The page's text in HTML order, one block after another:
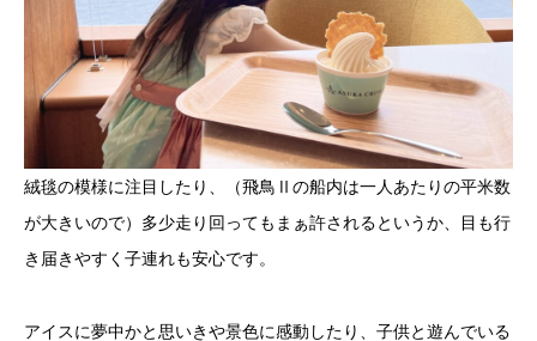
絨毯の模様に注目したり、（飛鳥Ⅱの船内は一人あたりの平米数
が大きいので）多少走り回ってもまぁ許されるというか、目も行
き届きやすく子連れも安心です。
アイスに夢中かと思いきや景色に感動したり、子供と遊んでいる